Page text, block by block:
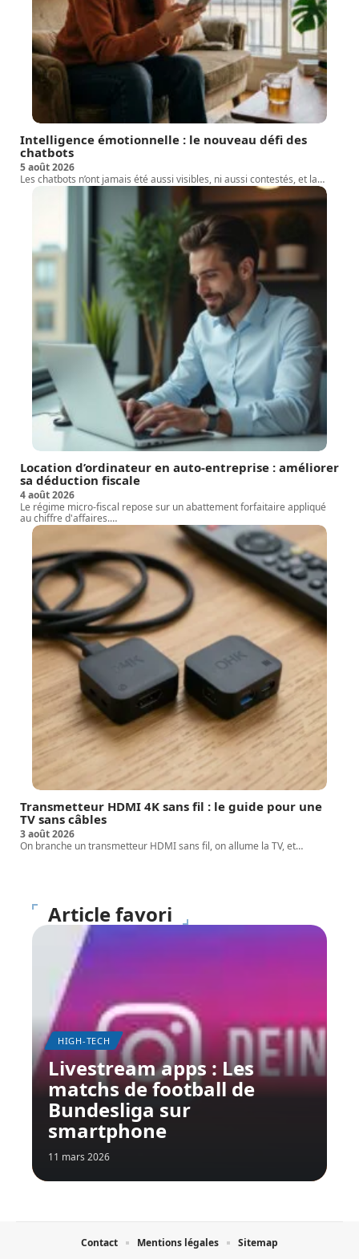
Intelligence émotionnelle : le nouveau défi des
chatbots
5 août 2026
Les chatbots n’ont jamais été aussi visibles, ni aussi contestés, et la…
Location d’ordinateur en auto-entreprise : améliorer
sa déduction fiscale
4 août 2026
Le régime micro-fiscal repose sur un abattement forfaitaire appliqué
au chiffre d'affaires.…
Transmetteur HDMI 4K sans fil : le guide pour une
TV sans câbles
3 août 2026
On branche un transmetteur HDMI sans fil, on allume la TV, et…
Article favori
HIGH-TECH
Livestream apps : Les
matchs de football de
Bundesliga sur
smartphone
11 mars 2026
Contact Mentions légales Sitemap